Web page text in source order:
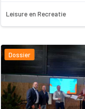
Leisure en Recreatie
Dossier